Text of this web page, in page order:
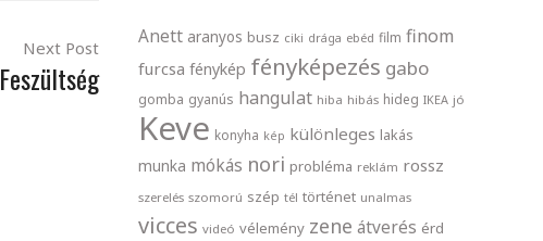
Next Post
Feszültség
Anett aranyos busz ciki drága ebéd film finom
furcsa fénykép fényképezés gabo
gomba gyanús hangulat hiba hibás hideg IKEA jó
Keve konyha kép különleges lakás
munka mókás nori probléma reklám rossz
szerelés szomorú szép tél történet unalmas
vicces videó vélemény zene átverés érd